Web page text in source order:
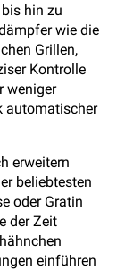
hin zu
wie die
Grillen,
Kontrolle
weniger
automatischer
erweitern
beliebtesten
oder Gratin
der Zeit
einführen